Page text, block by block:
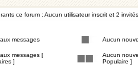
ce forum : Aucun utilisateur inscrit et 2 invités
messages Aucun
messages [
]
Aucun
Populaire ]